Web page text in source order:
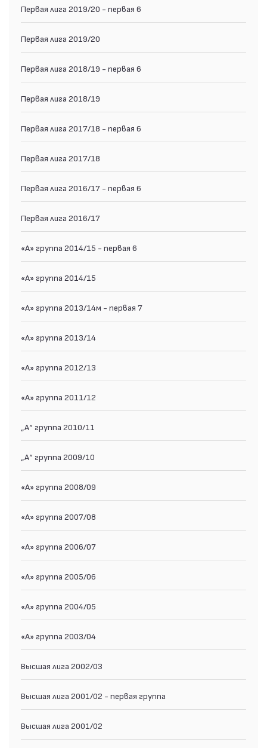
Первая лига 2019/20 - первая 6
Первая лига 2019/20
Первая лига 2018/19 - первая 6
Первая лига 2018/19
Первая лига 2017/18 - первая 6
Первая лига 2017/18
Первая лига 2016/17 - первая 6
Первая лига 2016/17
«А» группа 2014/15 - первая 6
«А» группа 2014/15
«А» группа 2013/14м - первая 7
«А» группа 2013/14
«А» группа 2012/13
«А» группа 2011/12
„А“ группа 2010/11
„А“ группа 2009/10
«А» группа 2008/09
«А» группа 2007/08
«А» группа 2006/07
«А» группа 2005/06
«А» группа 2004/05
«А» группа 2003/04
Высшая лига 2002/03
Высшая лига 2001/02 - первая группа
Высшая лига 2001/02